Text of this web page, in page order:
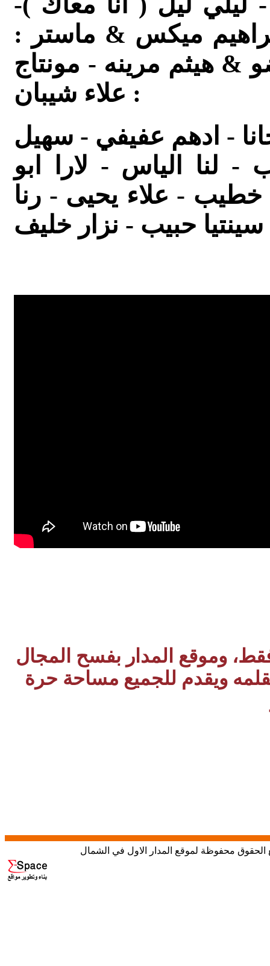
ميكس & ماستر :
& هيثم مرينه - مونتاج
: علاء شيبان
- ادهم عفيفي - سهيل
لنا الياس - لارا ابو
- علاء يحيى - رنا
وموقع المدار بفسح المجال
ويقدم للجميع مساحة حرة